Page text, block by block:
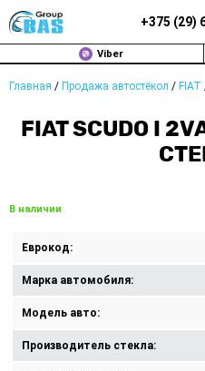
+375 (29)
Viber
Главная / Продажа автостёкол / FIAT
FIAT SCUDO I
В наличии
Еврокод:
Марка автомобиля:
Модель авто:
Производитель стекла:
ЗАМЕНА АВТОСТЕКОЛ В
ПРОДАЖА АВТОСТЁКОЛ
КОНТАКТЫ
ПОЛИТИКА